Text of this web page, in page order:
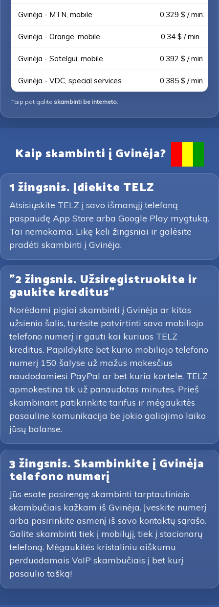
Gvinėja - MTN, mobile 0,329 $ / min.
Gvinėja - Orange, mobile 0,34 $ / min.
Gvinėja - Sotelgui, mobile 0,392 $ / min.
Gvinėja - VDC, special services 0,385 $ / min.
Taip pat galite skambinti be interneto.
Kaip skambinti į Gvinėja?
1 žingsnis. Įdiekite TELZ
Atsisiųskite TELZ į savo išmanųjį telefoną
paspaudę App Store arba Google Play mygtuką.
Tai nemokama. Likę keli žingsniai ir galėsite
pradėti skambinti į Gvinėja.
"2 žingsnis. Užsiregistruokite ir
gaukite kreditus"
Norėdami pigiai skambinti į Gvinėja ar kitas
užsienio šalis, turėsite patvirtinti savo mobiliojo
telefono numerį ir gauti kai kuriuos TELZ
kreditus. Papildykite bet kurio mobiliojo telefono
numerį 150 šalyse už mažus mokesčius
naudodamiesi PayPal ar bet kuria kortele. TELZ
apmokestina tik už panaudotas minutes. Prieš
skambinant patikrinkite tarifus ir mėgaukitės
pasauline komunikacija be jokio galiojimo laiko
jūsų balanse.
3 žingsnis. Skambinkite į Gvinėja
telefono numerį
Jūs esate pasirengę skambinti tarptautiniais
skambučiais kažkam iš Gvinėja. Įveskite numerį
arba pasirinkite asmenį iš savo kontaktų sąrašo.
Galite skambinti tiek į mobilųjį, tiek į stacionarų
telefoną. Mėgaukitės kristaliniu aiškumu
perduodamais VoIP skambučiais į bet kurį
pasaulio tašką!